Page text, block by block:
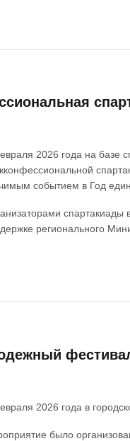
2026 года на базе
событием в Год
спартакиады
регионального
2026 года в
было